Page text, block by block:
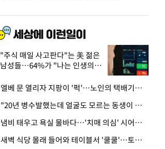
"주식 매일 사고판다"는 美 젊은
남성들…64%가 "나는 인생의
· 엘베 문 열리자 지팡이 '퍽'…노인의 택배기사 폭행 이유
· "20년 병수발했는데 얼굴도 모르는 동생이 유산 절반을"…배다른 형제 상속권 있을까
· 냄비 태우고 욕실 물바다…'치매 의심' 시어머니 검사 권유했다가 '날벼락'
· 새벽 식당 몰래 들어와 테이블서 '쿨쿨'…토사물 남기고 사라진 남성